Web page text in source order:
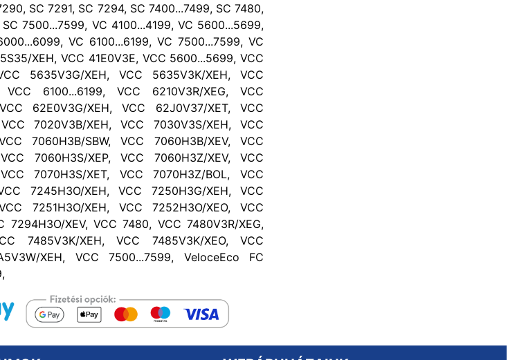
SC 7291, SC 7294, SC 7400...7499, SC 7480,
7500...7599, VC 4100...4199, VC 5600...5699,
VC 6100...6199, VC 7500...7599, VC
XEH, VCC 41E0V3E, VCC 5600...5699, VCC
5635V3G/XEH, VCC 5635V3K/XEH, VCC
6100...6199, VCC 6210V3R/XEG, VCC
62E0V3G/XEH, VCC 62J0V37/XET, VCC
7020V3B/XEH, VCC 7030V3S/XEH, VCC
7060H3B/SBW, VCC 7060H3B/XEV, VCC
7060H3S/XEP, VCC 7060H3Z/XEV, VCC
7070H3S/XET, VCC 7070H3Z/BOL, VCC
7245H3O/XEH, VCC 7250H3G/XEH, VCC
7251H3O/XEH, VCC 7252H3O/XEO, VCC
7294H3O/XEV, VCC 7480, VCC 7480V3R/XEG,
7485V3K/XEH, VCC 7485V3K/XEO, VCC
XEH, VCC 7500...7599, VeloceEco FC